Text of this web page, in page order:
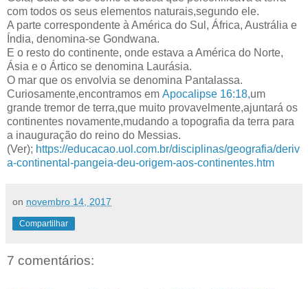
com todos os seus elementos naturais,segundo ele.
A parte correspondente à América do Sul, África, Austrália e
Índia, denomina-se Gondwana.
E o resto do continente, onde estava a América do Norte,
Ásia e o Ártico se denomina Laurásia.
O mar que os envolvia se denomina Pantalassa.
Curiosamente,encontramos em Apocalipse 16:18,um
grande tremor de terra,que muito provavelmente,ajuntará os
continentes novamente,mudando a topografia da terra para
a inauguração do reino do Messias.
(Ver); https://educacao.uol.com.br/disciplinas/geografia/deriv
a-continental-pangeia-deu-origem-aos-continentes.htm
on novembro 14, 2017
Compartilhar
7 comentários: